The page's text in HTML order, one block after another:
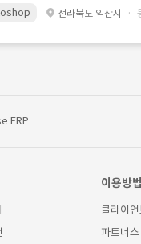
전라북도 익산시 ·
ERP
이용방법
클라이
파트너